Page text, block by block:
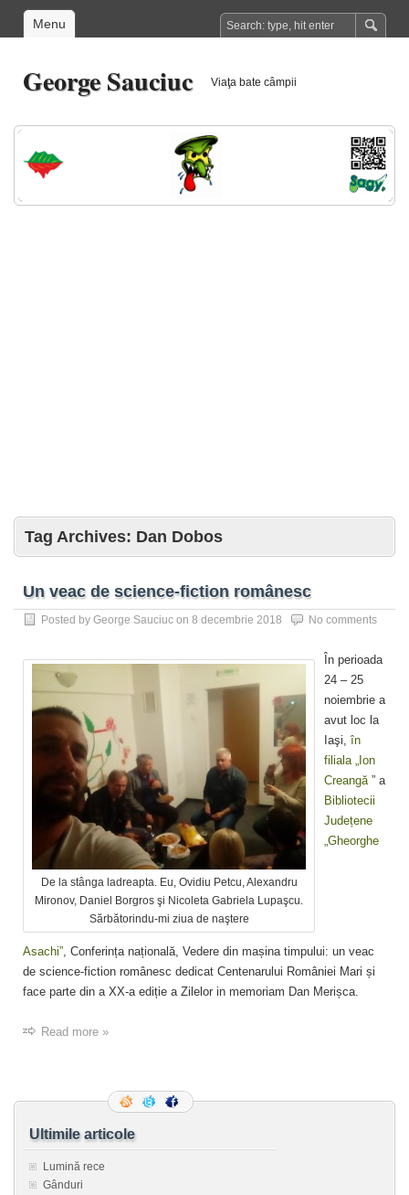
Menu
George Sauciuc Viaţa bate câmpii
Tag Archives: Dan Dobos
Un veac de science-fiction românesc
Posted by George Sauciuc on 8 decembrie 2018 No comments
De la stânga ladreapta. Eu, Ovidiu Petcu, Alexandru
Mironov, Daniel Borgros şi Nicoleta Gabriela Lupaşcu.
Sărbătorindu-mi ziua de naştere
În perioada
24 – 25
noiembrie a
avut loc la
Iaşi, în
filiala „Ion
Creangă ” a
Bibliotecii
Județene
„Gheorghe
Asachi” , Conferința națională, Vedere din mașina timpului: un veac
de science-fiction românesc dedicat Centenarului României Mari și
face parte din a XX-a ediție a Zilelor in memoriam Dan Merișca.
Read more »
Ultimile articole
Lumină rece
Gânduri